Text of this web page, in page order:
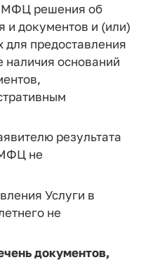
МФЦ решения об
и документов и (или)
предоставления
наличия оснований
результата
МФЦ не
Услуги в
не
документов,